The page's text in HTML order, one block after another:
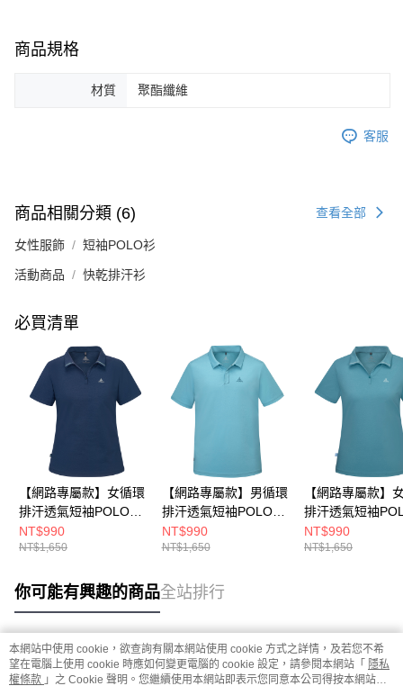
商品規格
材質 聚酯纖維
客服
商品相關分類 (6) 查看全部
女性服飾 短袖POLO衫
活動商品 快乾排汗衫
必買清單
【網路專屬款】女循環
排汗透氣短袖POLO衫
(A8PS2530WC深藍/吸
溼排汗/快乾)
NT$990
NT$1,650
【網路專屬款】男循環
排汗透氣短袖POLO衫
(A8PS2529MC湖綠/吸
溼排汗/快乾)
NT$990
NT$1,650
【網路專屬款】
排汗透氣短袖
(A8PS2530WC
溼排汗/快乾)
NT$990
NT$1,650
你可能有興趣的商品全站排行
熱門標籤
本網站中使用 cookie，欲查詢有關本網站使用 cookie 方式之詳情，及若您不希
望在電腦上使用 cookie 時應如何變更電腦的 cookie 設定，請參閱本網站「 隱私
權條款 」之 Cookie 聲明。您繼續使用本網站即表示您同意本公司得按本網站使